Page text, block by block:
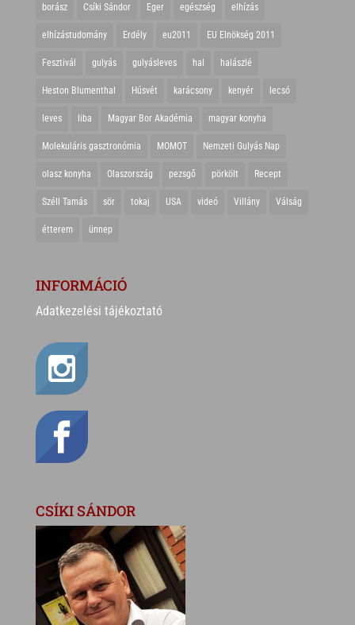
borász Csíki Sándor Eger egészség elhízás
elhízástudomány Erdély eu2011 EU Elnökség 2011
Fesztivál gulyás gulyásleves hal halászlé
Heston Blumenthal Húsvét karácsony kenyér lecsó
leves liba Magyar Bor Akadémia magyar konyha
Molekuláris gasztronómia MOMOT Nemzeti Gulyás Nap
olasz konyha Olaszország pezsgő pörkölt Recept
Széll Tamás sör tokaj USA videó Villány Válság
étterem ünnep
INFORMÁCIÓ
Adatkezelési tájékoztató
CSÍKI SÁNDOR